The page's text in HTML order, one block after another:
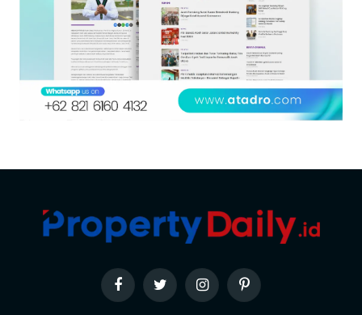
FacebookTwitter InstagramPinterest